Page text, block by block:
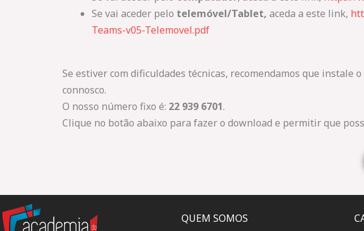
Se vai aceder pelo telemóvel/Tablet, aceda a este link,
Teams-v05-Telemovel.pdf
Se estiver com dificuldades técnicas, recomendamos que instale o
connosco.
O nosso número fixo é: 22 939 6701.
Clique no botão abaixo para fazer o download e permitir que
QUEM SOMOS